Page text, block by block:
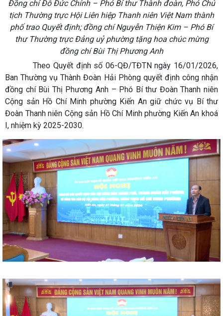
Đồng chí Đỗ Đức Chính – Phó Bí thư Thành đoàn, Phó Chủ
tịch Thường trực Hội Liên hiệp Thanh niên Việt Nam thành
phố trao Quyết định; đồng chí Nguyễn Thiện Kim – Phó Bí
thư Thường trực Đảng uỷ phường tặng hoa chúc mừng
đồng chí Bùi Thị Phương Anh
Theo Quyết định số 06-QĐ/TĐTN ngày 16/01/2026,
Ban Thường vụ Thành Đoàn Hải Phòng quyết định công nhận
đồng chí Bùi Thị Phương Anh – Phó Bí thư Đoàn Thanh niên
Cộng sản Hồ Chí Minh phường Kiến An giữ chức vụ Bí thư
Đoàn Thanh niên Cộng sản Hồ Chí Minh phường Kiến An khoá
I, nhiệm kỳ 2025-2030.